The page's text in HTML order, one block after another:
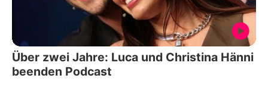
Über zwei Jahre: Luca und Christina Hänni
beenden Podcast